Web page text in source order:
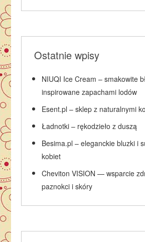
Ostatnie wpisy
NIUQI Ice Cream – smakowite
inspirowane zapachami lodów
Esent.pl – sklep z naturalnymi
Ładnotki – rękodzieło z duszą
Besima.pl – eleganckie bluzki i
kobiet
Cheviton VISION — wsparcie
paznokci i skóry